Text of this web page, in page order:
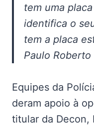
tem uma
identifica o
tem a placa
Paulo Roberto
Equipes da
deram apoio à
titular da Decon,